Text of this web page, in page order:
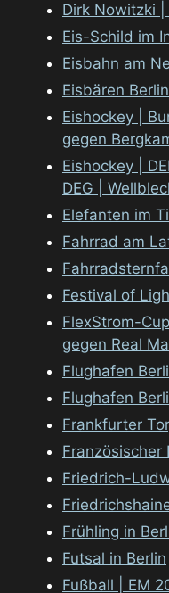
Dirk Nowitzki
Eis-Schild im
Eisbahn am
Eisbären
Eishockey |
gegen
Eishockey |
DEG |
Elefanten im
Fahrrad am
Festival of
FlexStrom-
gegen Real
Flughafen
Flughafen
Frankfurter
Französischer
Friedrich-
Frühling in
Futsal in Berlin
Fußball | EM